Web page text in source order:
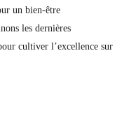
un bien-être
les dernières
cultiver l’excellence sur